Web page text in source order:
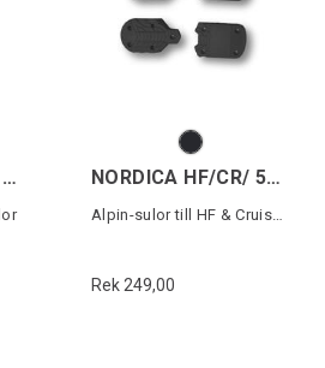
NORDICA GS RACE SKI BAG 3 PAIR Svart/Röd NORDICA HF/CR/ 5355 PU SOLES
Alpin-sulor till HF & Cruise (1 par)
Rek 249,00